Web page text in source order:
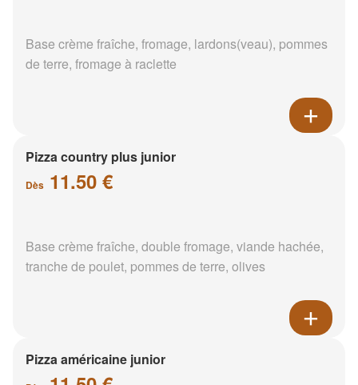
Base crème fraîche, fromage, lardons(veau), pommes
de terre, fromage à raclette
Pizza country plus junior
Dès 11.50 €
Base crème fraîche, double fromage, viande hachée,
tranche de poulet, pommes de terre, olives
Pizza américaine junior